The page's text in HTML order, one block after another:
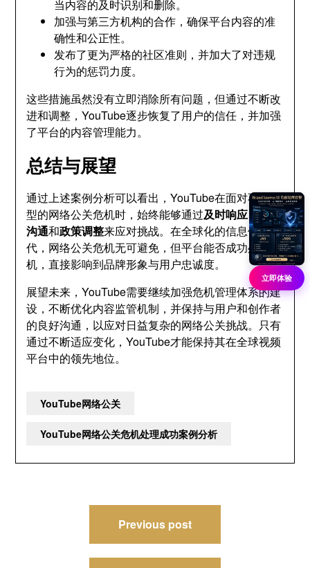
当内容的及时识别和删除。
加强与第三方机构的合作，确保平台内容的准
确性和公正性。
发布了更为严格的社区准则，并加大了对违规
行为的惩罚力度。
这些措施虽然没有立即消除所有问题，但通过不断改
进和调整，YouTube逐步恢复了用户的信任，并加强
了平台的内容管理能力。
总结与展望
通过上述案例分析可以看出，YouTube在面对不同类
型的网络公关危机时，始终能够通过及时响应、透明
沟通和政策调整来应对挑战。在全球化的信息传播时
代，网络公关危机无可避免，但平台能否成功处理危
机，直接影响到品牌形象与用户忠诚度。
展望未来，YouTube需要继续加强危机管理体系的建
设，不断优化内容监管机制，并保持与用户和创作者
的良好沟通，以应对日益复杂的网络公关挑战。只有
通过不断适应变化，YouTube才能保持其在全球视频
平台中的领先地位。
YouTube网络公关
YouTube网络公关危机处理成功案例分析
Previous post
立即体验